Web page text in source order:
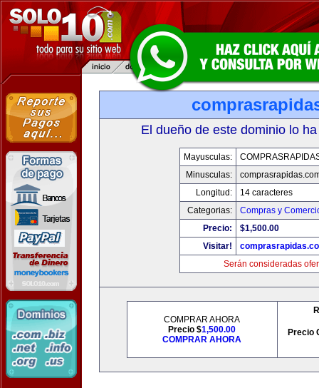
El dueño de este dominio lo
Mayusculas:
Minusculas:
Longitud:
14 caracteres
Categorias:
Compras y
Precio:
$1,500.00
Visitar!
Serán consideradas
COMPRAR AHORA
Precio $1,500.00
COMPRAR AHORA
Precio